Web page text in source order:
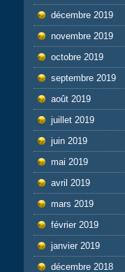
décembre 2019
novembre 2019
octobre 2019
septembre 2019
août 2019
juillet 2019
juin 2019
mai 2019
avril 2019
mars 2019
février 2019
janvier 2019
décembre 2018